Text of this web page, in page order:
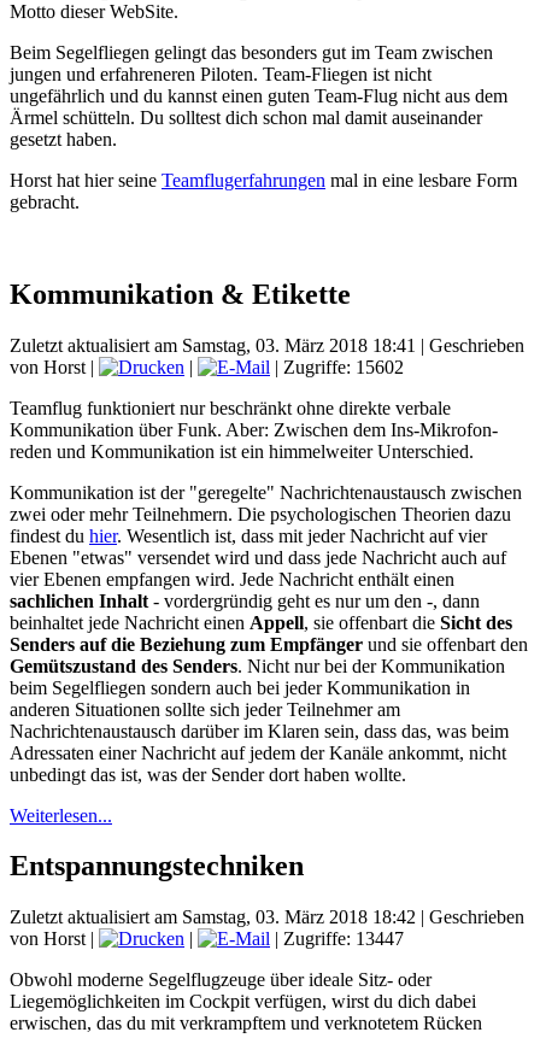
Motto dieser WebSite.
Beim Segelfliegen gelingt das besonders gut im Team zwischen
jungen und erfahreneren Piloten. Team-Fliegen ist nicht
ungefährlich und du kannst einen guten Team-Flug nicht aus dem
Ärmel schütteln. Du solltest dich schon mal damit auseinander
gesetzt haben.
Horst hat hier seine Teamflugerfahrungen mal in eine lesbare Form
gebracht.
Kommunikation & Etikette
Zuletzt aktualisiert am Samstag, 03. März 2018 18:41 | Geschrieben
von Horst | |
| Zugriffe: 15602
Teamflug funktioniert nur beschränkt ohne direkte verbale
Kommunikation über Funk. Aber: Zwischen dem Ins-Mikrofon-
reden und Kommunikation ist ein himmelweiter Unterschied.
Kommunikation ist der "geregelte" Nachrichtenaustausch zwischen
zwei oder mehr Teilnehmern. Die psychologischen Theorien dazu
findest du hier. Wesentlich ist, dass mit jeder Nachricht auf vier
Ebenen "etwas" versendet wird und dass jede Nachricht auch auf
vier Ebenen empfangen wird. Jede Nachricht enthält einen
sachlichen Inhalt - vordergründig geht es nur um den -, dann
beinhaltet jede Nachricht einen Appell, sie offenbart die Sicht des
Senders auf die Beziehung zum Empfänger und sie offenbart den
Gemütszustand des Senders. Nicht nur bei der Kommunikation
beim Segelfliegen sondern auch bei jeder Kommunikation in
anderen Situationen sollte sich jeder Teilnehmer am
Nachrichtenaustausch darüber im Klaren sein, dass das, was beim
Adressaten einer Nachricht auf jedem der Kanäle ankommt, nicht
unbedingt das ist, was der Sender dort haben wollte.
Weiterlesen...
Entspannungstechniken
Zuletzt aktualisiert am Samstag, 03. März 2018 18:42 | Geschrieben
von Horst | |
| Zugriffe: 13447
Obwohl moderne Segelflugzeuge über ideale Sitz- oder
Liegemöglichkeiten im Cockpit verfügen, wirst du dich dabei
erwischen, das du mit verkrampftem und verknotetem Rücken